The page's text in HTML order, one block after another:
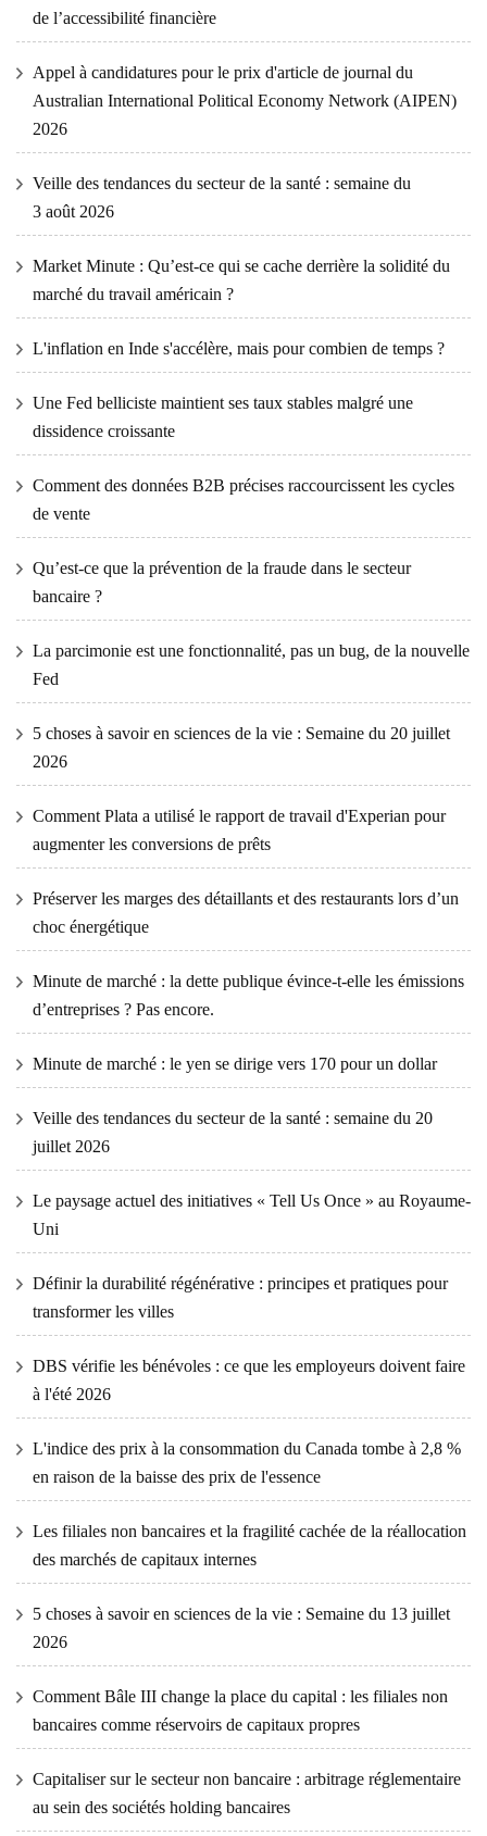
de l’accessibilité financière
Appel à candidatures pour le prix d'article de journal du
Australian International Political Economy Network (AIPEN)
2026
Veille des tendances du secteur de la santé : semaine du
3 août 2026
Market Minute : Qu’est-ce qui se cache derrière la solidité du
marché du travail américain ?
L'inflation en Inde s'accélère, mais pour combien de temps ?
Une Fed belliciste maintient ses taux stables malgré une
dissidence croissante
Comment des données B2B précises raccourcissent les cycles
de vente
Qu’est-ce que la prévention de la fraude dans le secteur
bancaire ?
La parcimonie est une fonctionnalité, pas un bug, de la nouvelle
Fed
5 choses à savoir en sciences de la vie : Semaine du 20 juillet
2026
Comment Plata a utilisé le rapport de travail d'Experian pour
augmenter les conversions de prêts
Préserver les marges des détaillants et des restaurants lors d’un
choc énergétique
Minute de marché : la dette publique évince-t-elle les émissions
d’entreprises ? Pas encore.
Minute de marché : le yen se dirige vers 170 pour un dollar
Veille des tendances du secteur de la santé : semaine du 20
juillet 2026
Le paysage actuel des initiatives « Tell Us Once » au Royaume-
Uni
Définir la durabilité régénérative : principes et pratiques pour
transformer les villes
DBS vérifie les bénévoles : ce que les employeurs doivent faire
à l'été 2026
L'indice des prix à la consommation du Canada tombe à 2,8 %
en raison de la baisse des prix de l'essence
Les filiales non bancaires et la fragilité cachée de la réallocation
des marchés de capitaux internes
5 choses à savoir en sciences de la vie : Semaine du 13 juillet
2026
Comment Bâle III change la place du capital : les filiales non
bancaires comme réservoirs de capitaux propres
Capitaliser sur le secteur non bancaire : arbitrage réglementaire
au sein des sociétés holding bancaires